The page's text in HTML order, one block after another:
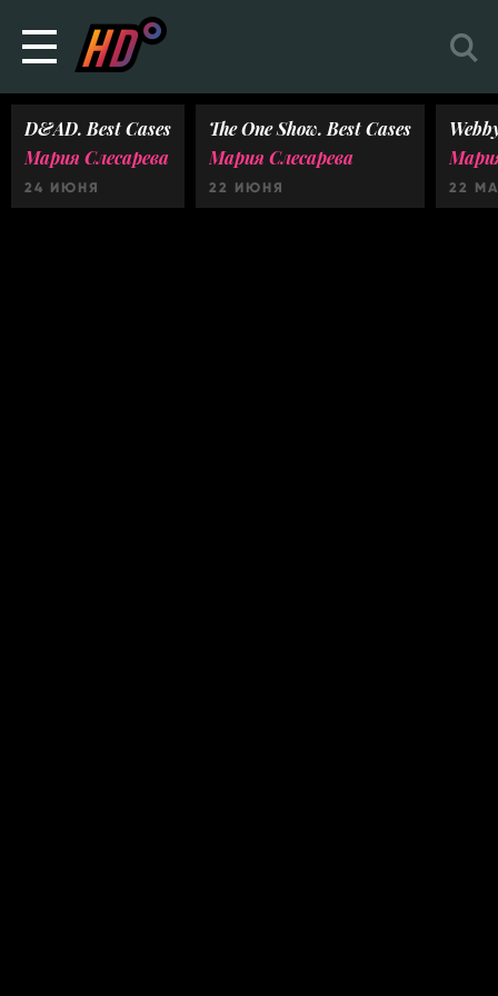
D&AD. Best Cases
Мария Слесарева
24 ИЮНЯ
The One Show. Best Cases
Мария Слесарева
22 ИЮНЯ 22